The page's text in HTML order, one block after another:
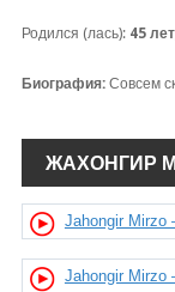
Родился (лась): 45
Биография: Совсем
ЖАХОНГИР
Jahongir
Jahongir Mirzo